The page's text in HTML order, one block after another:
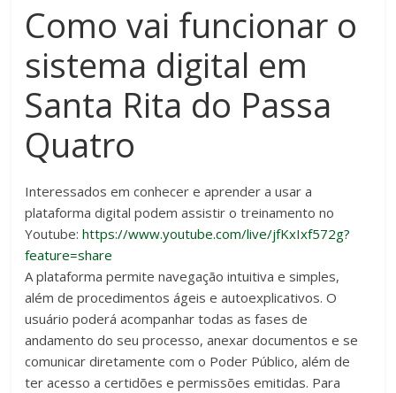
Como vai funcionar o
sistema digital em
Santa Rita do Passa
Quatro
Interessados em conhecer e aprender a usar a
plataforma digital podem assistir o treinamento no
Youtube:https://www.youtube.com/live/jfKxIxf572g?
feature=share
A plataforma permite navegação intuitiva e simples,
além de procedimentos ágeis e autoexplicativos. O
usuário poderá acompanhar todas as fases de
andamento do seu processo, anexar documentos e se
comunicar diretamente com o Poder Público, além de
ter acesso a certidões e permissões emitidas. Para